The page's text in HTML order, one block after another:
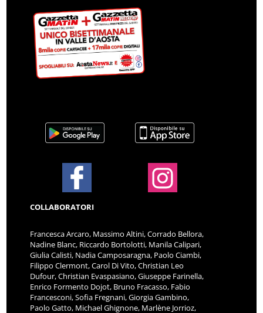
COLLABORATORI
Francesca Arcaro, Massimo Altini, Corrado Bellora,
Nadine Blanc, Riccardo Bortolotti, Manila Calipari,
Giulia Calisti, Nadia Camposaragna, Paolo Ciambi,
Filippo Clermont, Carol Di Vito, Christian Leo
Dufour, Christian Evaspasiano, Giuseppe Farinella,
Enrico Formento Dojot, Bruno Fracasso, Fabio
Francesconi, Sofia Fregnani, Giorgia Gambino,
Paolo Gatto, Michael Ghignone, Marlène Jorrioz,